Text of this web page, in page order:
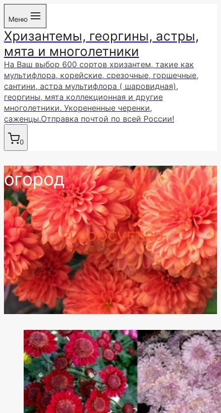
Перейти
содержимому
Меню
Хризантемы, георгины, астры,
мята и многолетники
На Ваш выбор 600 сортов хризантем, такие как
мультифлора, корейские, срезочные, горшечные,
сантини, астра мультифлора ( шаровидная),
георгины, мята коллекционная и другие
многолетники. Укорененные черенки,
саженцы.Отправка почтой по всей России!
0
огород